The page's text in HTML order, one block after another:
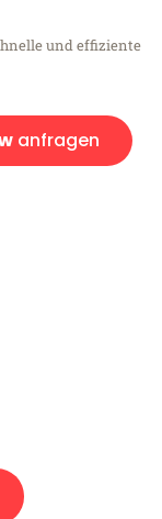
und effiziente
anfragen